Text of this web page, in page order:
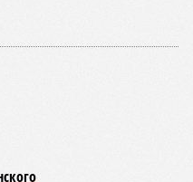
К наиболее
Тихоокеанское
включающее Индонезию,
и Южной Америки.
расположены на очень
плит. Не
США – причина в Нью-
Землетрясения
то, обычное и вполне